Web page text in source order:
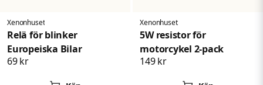
Xenonhuset
Relä för blinker
Europeiska Bilar
69 kr
Xenonhuset
5W resistor för
motorcykel 2-pack
149 kr